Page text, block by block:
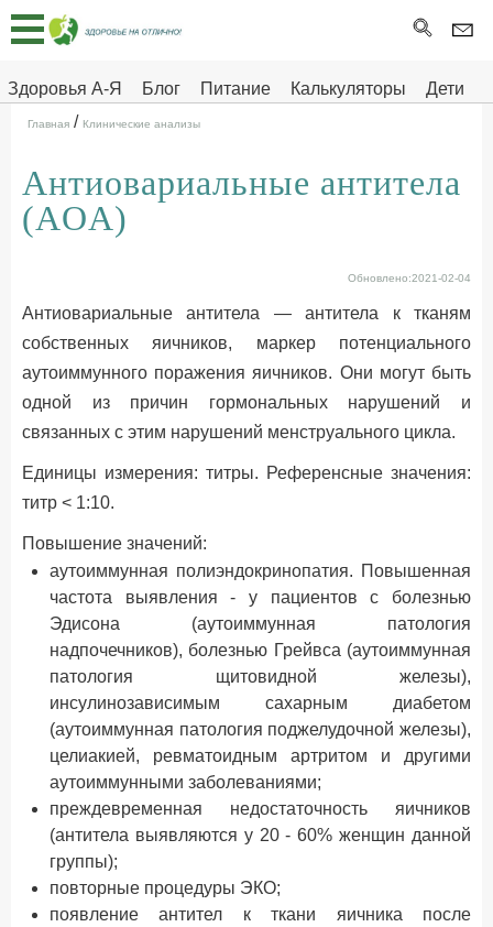
Здоровья А-Я Блог Питание Калькуляторы
Дети
Здоровье на отлично
Главная
Тесты
Про
ДЕТЯМ
Главная / Клинические анализы
Антиовариальные антитела
(AOA)
Обновлено:2021-02-04
Антиовариальные антитела — антитела к тканям
собственных яичников, маркер потенциального
аутоиммунного поражения яичников. Они могут быть
одной из причин гормональных нарушений и
связанных с этим нарушений менструального цикла.
Единицы измерения: титры. Референсные значения:
титр < 1:10.
Повышение значений:
аутоиммунная полиэндокринопатия. Повышенная
частота выявления - у пациентов с болезнью
Эдисона (аутоиммунная патология
надпочечников), болезнью Грейвса (аутоиммунная
патология щитовидной железы),
инсулинозависимым сахарным диабетом
(аутоиммунная патология поджелудочной железы),
целиакией, ревматоидным артритом и другими
аутоиммунными заболеваниями;
преждевременная недостаточность яичников
(антитела выявляются у 20 - 60% женщин данной
группы);
повторные процедуры ЭКО;
появление антител к ткани яичника после